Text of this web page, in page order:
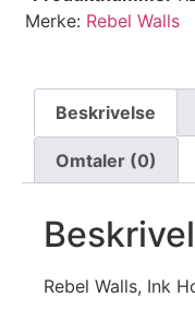
Merke: Rebel Walls
Beskrivelse
Omtaler (0)
Rebel Walls, Ink